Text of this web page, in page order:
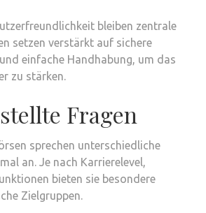
bleiben zentrale
setzen verstärkt auf sichere
einfache Handhabung, um das
zu stärken.
Fragen
sprechen unterschiedliche
an. Je nach Karrierelevel,
bieten sie besondere
Zielgruppen.